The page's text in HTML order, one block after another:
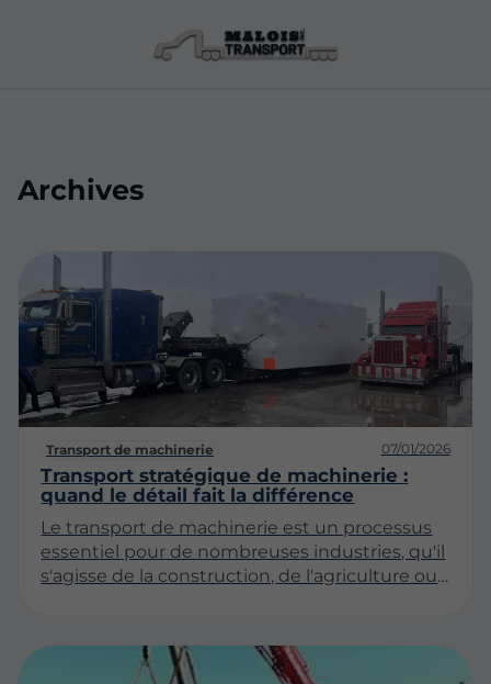
Archives
Transport de machinerie 07/01/2026
Transport stratégique de machinerie :
quand le détail fait la différence
Le transport de machinerie est un processus
essentiel pour de nombreuses industries, qu'il
s'agisse de la construction, de l'agriculture ou
particulière et une planification minutieuse
pour garantir un transport sécurisé et efficace.